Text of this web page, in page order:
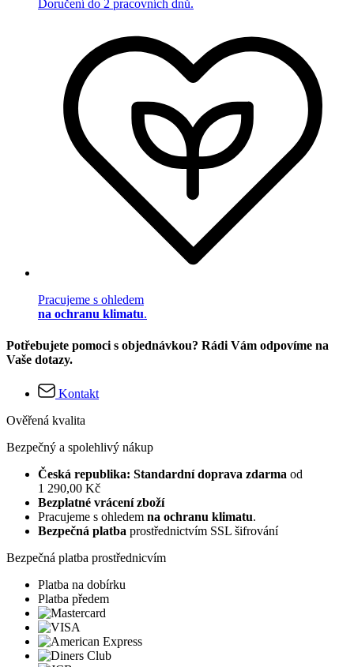
Doručení do 2 pracovních dnů.
Pracujeme s ohledem
na ochranu klimatu.
Potřebujete pomoci s objednávkou? Rádi Vám odpovíme na
Vaše dotazy.
Kontakt
Ověřená kvalita
Bezpečný a spolehlivý nákup
Česká republika: Standardní doprava zdarma od
1 290,00 Kč
Bezplatné vrácení zboží
Pracujeme s ohledem na ochranu klimatu.
Bezpečná platba prostřednictvím SSL šifrování
Bezpečná platba prostřednicvím
Platba na dobírku
Platba předem